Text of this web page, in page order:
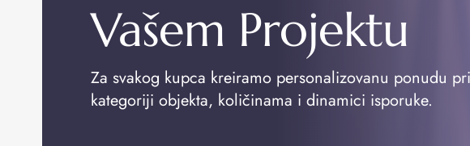
Vašem Projektu
Za svakog kupca kreiramo personalizovanu ponudu
kategoriji objekta, količinama i dinamici isporuke.